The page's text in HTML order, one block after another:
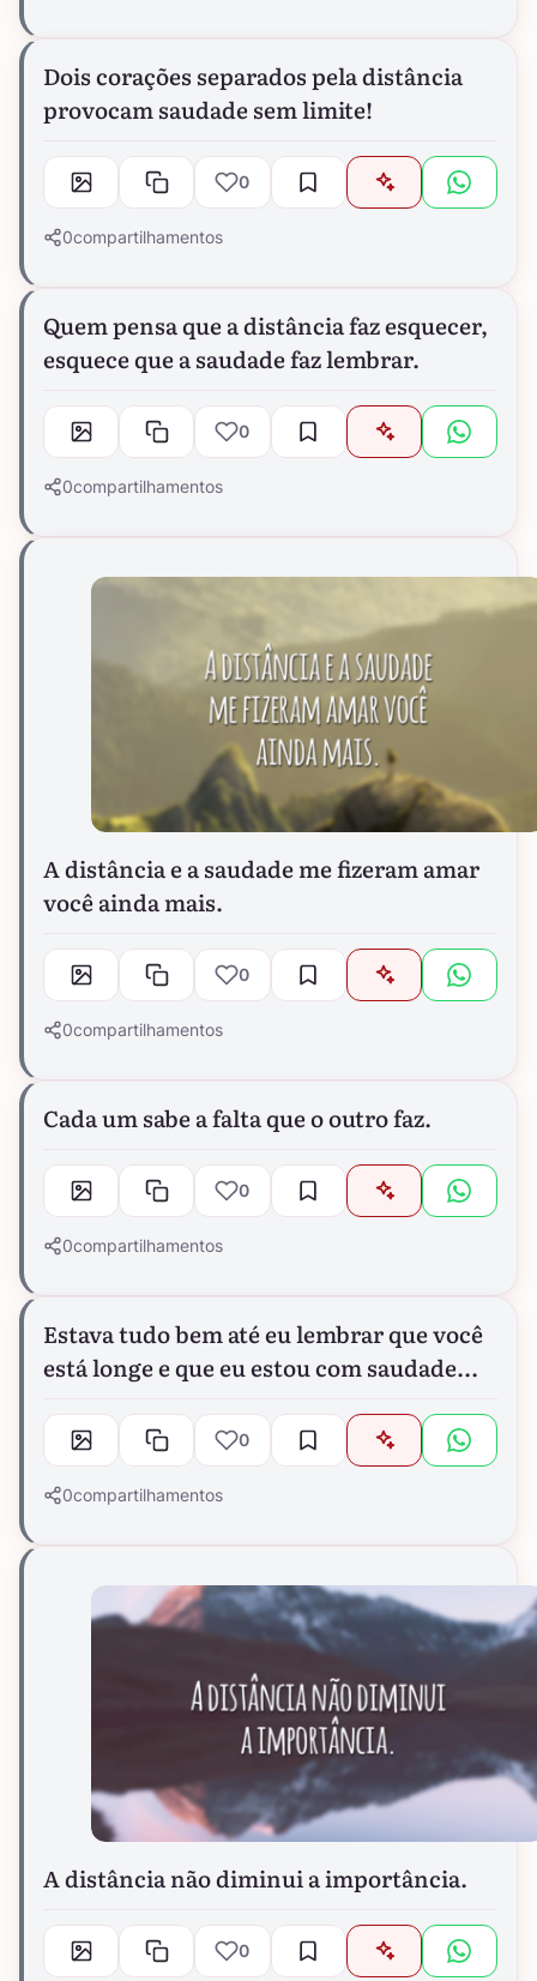
Dois corações separados pela distância
provocam saudade sem limite!
0
0compartilhamentos
Quem pensa que a distância faz esquecer,
esquece que a saudade faz lembrar.
0
0compartilhamentos
A distância e a saudade me fizeram amar
você ainda mais.
0
0compartilhamentos
Cada um sabe a falta que o outro faz.
0
0compartilhamentos
Estava tudo bem até eu lembrar que você
está longe e que eu estou com saudade...
0
0compartilhamentos
A distância não diminui a importância.
0